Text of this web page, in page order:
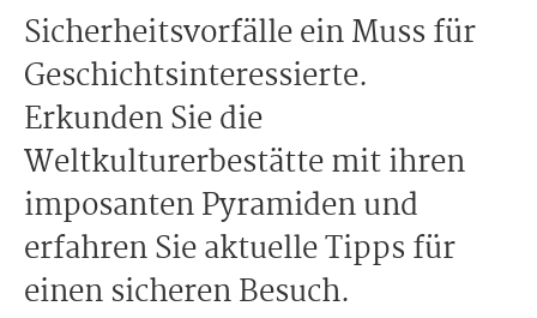
Sicherheitsvorfälle ein Muss für
Geschichtsinteressierte.
Erkunden Sie die
Weltkulturerbestätte mit ihren
imposanten Pyramiden und
erfahren Sie aktuelle Tipps für
einen sicheren Besuch.